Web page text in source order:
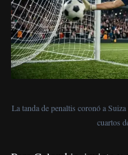
La tanda de penaltis coronó a
cuartos